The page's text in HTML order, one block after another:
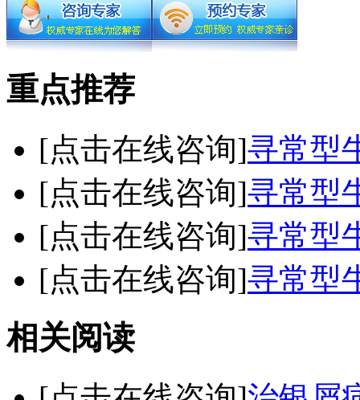
重点推荐
[点击在线咨询]寻常型
[点击在线咨询]寻常型
[点击在线咨询]寻常型
[点击在线咨询]寻常型
相关阅读